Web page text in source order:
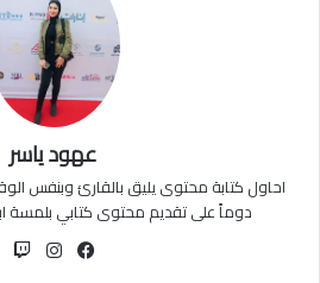
عهود ياسر
احاول كتابة محتوى يليق بالقارئ وبنفس
دوماً على تقديم محتوى كتابي بلمسة
فيسبوك